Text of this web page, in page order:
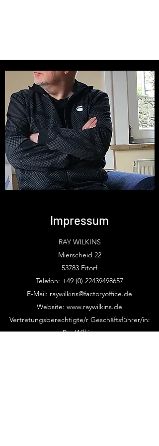
Impressum
RAY WILKINS
Mierscheid 22
53783 Eitorf
Telefon: +49 (0) 22439498657
E-Mail: raywilkins@factoryoffice.de
Website: www.raywilkins.de
Vertretungsberechtigte/r Geschäftsführer/in:
Ray Wilkins